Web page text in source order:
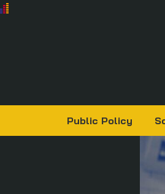
Public Policy